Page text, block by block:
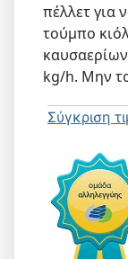
πέλλετ για
τούμπο
kg/h. Μην
Σύγκριση